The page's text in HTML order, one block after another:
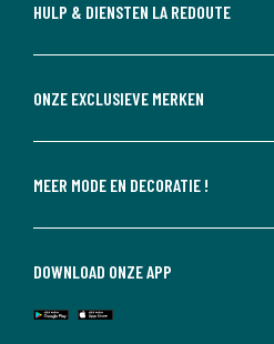
HULP & DIENSTEN LA REDOUTE
ONZE EXCLUSIEVE MERKEN
MEER MODE EN DECORATIE !
DOWNLOAD ONZE APP